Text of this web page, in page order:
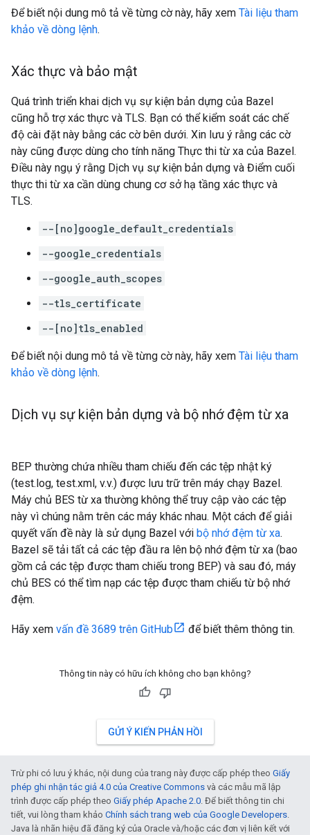
Để biết nội dung mô tả về từng cờ này, hãy xem Tài liệu tham
khảo về dòng lệnh.
Xác thực và bảo mật
Quá trình triển khai dịch vụ sự kiện bản dựng của Bazel
cũng hỗ trợ xác thực và TLS. Bạn có thể kiểm soát các chế
độ cài đặt này bằng các cờ bên dưới. Xin lưu ý rằng các cờ
này cũng được dùng cho tính năng Thực thi từ xa của Bazel.
Điều này ngụ ý rằng Dịch vụ sự kiện bản dựng và Điểm cuối
thực thi từ xa cần dùng chung cơ sở hạ tầng xác thực và
TLS.
--[no]google_default_credentials
--google_credentials
--google_auth_scopes
--tls_certificate
--[no]tls_enabled
Để biết nội dung mô tả về từng cờ này, hãy xem Tài liệu tham
khảo về dòng lệnh.
Dịch vụ sự kiện bản dựng và bộ nhớ đệm từ xa
BEP thường chứa nhiều tham chiếu đến các tệp nhật ký
(test.log, test.xml, v.v.) được lưu trữ trên máy chạy Bazel.
Máy chủ BES từ xa thường không thể truy cập vào các tệp
này vì chúng nằm trên các máy khác nhau. Một cách để giải
quyết vấn đề này là sử dụng Bazel với bộ nhớ đệm từ xa.
Bazel sẽ tải tất cả các tệp đầu ra lên bộ nhớ đệm từ xa (bao
gồm cả các tệp được tham chiếu trong BEP) và sau đó, máy
chủ BES có thể tìm nạp các tệp được tham chiếu từ bộ nhớ
đệm.
Hãy xem vấn đề 3689 trên GitHub để biết thêm thông tin.
Thông tin này có hữu ích không cho bạn không?
GỬI Ý KIẾN PHẢN HỒI
Trừ phi có lưu ý khác, nội dung của trang này được cấp phép theo Giấy
phép ghi nhận tác giả 4.0 của Creative Commons và các mẫu mã lập
trình được cấp phép theo Giấy phép Apache 2.0. Để biết thông tin chi
tiết, vui lòng tham khảo Chính sách trang web của Google Developers.
Java là nhãn hiệu đã đăng ký của Oracle và/hoặc các đơn vị liên kết với